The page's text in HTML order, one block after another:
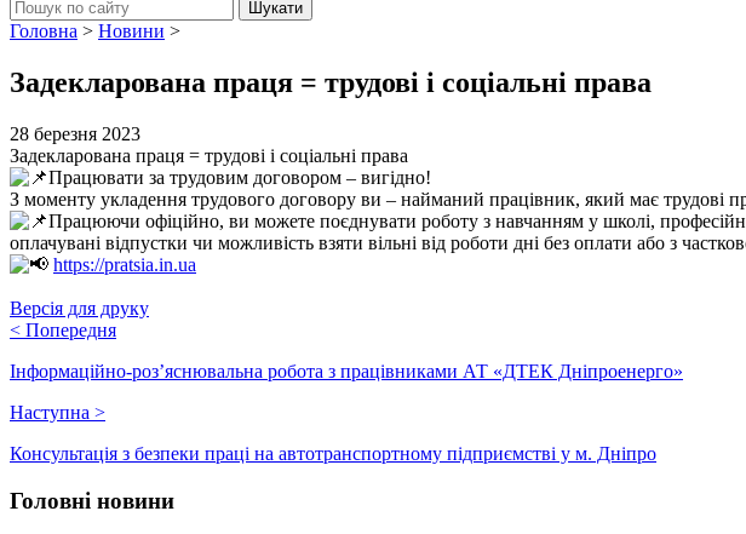
Головна > Новини >
Задекларована праця = трудові і соціальні права
28 березня 2023
Задекларована праця = трудові і соціальні права
Працювати за трудовим договором – вигідно!
З моменту укладення трудового договору ви – найманий працівник, який має трудові
Працюючи офіційно, ви можете поєднувати роботу з навчанням у школі,
оплачувані відпустки чи можливість взяти вільні від роботи дні без оплати або з
https://pratsia.in.ua
Версія для друку
< Попередня
Інформаційно-роз’яснювальна робота з працівниками АТ «ДТЕК Дніпроенерго»
Наступна >
Консультація з безпеки праці на автотранспортному підприємстві у м. Дніпро
Головні новини